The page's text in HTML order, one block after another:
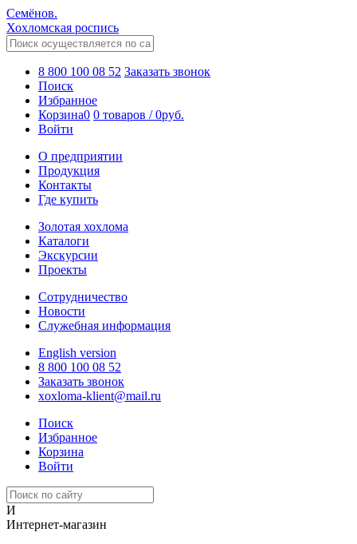
Семёнов.
Хохломская роспись
8 800 100 08 52 Заказать звонок
Поиск
Избранное
Корзина0 0 товаров /0руб.
Войти
О предприятии
Продукция
Контакты
Где купить
Золотая хохлома
Каталоги
Экскурсии
Проекты
Сотрудничество
Новости
Служебная информация
English version
8 800 100 08 52
Заказать звонок
xoxloma-klient@mail.ru
Поиск
Избранное
Корзина
Войти
И
Интернет-магазин